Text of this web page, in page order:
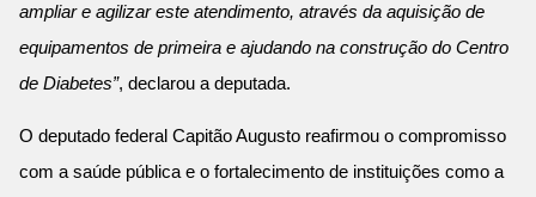
ampliar e agilizar este atendimento, através da aquisição de
equipamentos de primeira e ajudando na construção do Centro
de Diabetes”, declarou a deputada.
O deputado federal Capitão Augusto reafirmou o compromisso
com a saúde pública e o fortalecimento de instituições como a